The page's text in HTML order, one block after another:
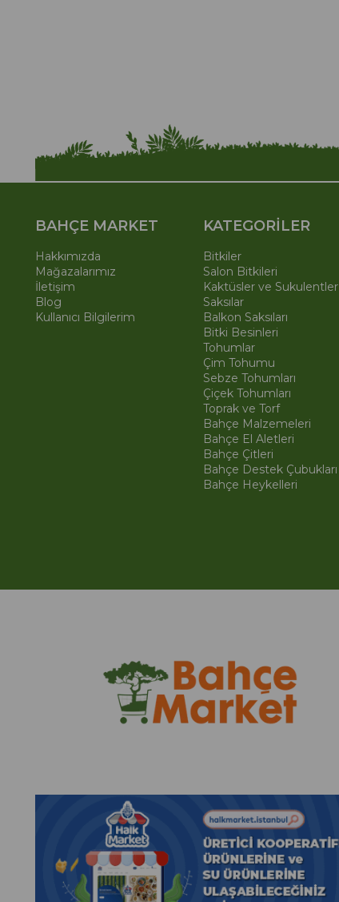
BAHÇE MARKET
Hakkımızda
Mağazalarımız
İletişim
Blog
Kullanıcı Bilgilerim
KATEGORİLER
Bitkiler
Salon Bitkileri
Kaktüsler ve Sukulentler
Saksılar
Balkon Saksıları
Bitki Besinleri
Tohumlar
Çim Tohumu
Sebze Tohumları
Çiçek Tohumları
Toprak ve Torf
Bahçe Malzemeleri
Bahçe El Aletleri
Bahçe Çitleri
Bahçe Destek Çubukları
Bahçe Heykelleri